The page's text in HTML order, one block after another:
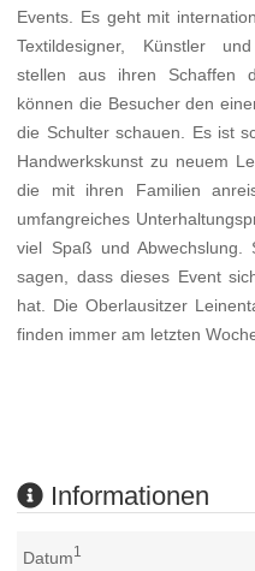
Events. Es geht mit
Textildesigner, Künstler
stellen aus ihren Schaffen
können die Besucher den
die Schulter schauen. Es ist
Handwerkskunst zu neuem
die mit ihren Familien
umfangreiches
viel Spaß und
sagen, dass dieses Event
hat. Die Oberlausitzer
finden immer am letzten
Informationen
Datum1